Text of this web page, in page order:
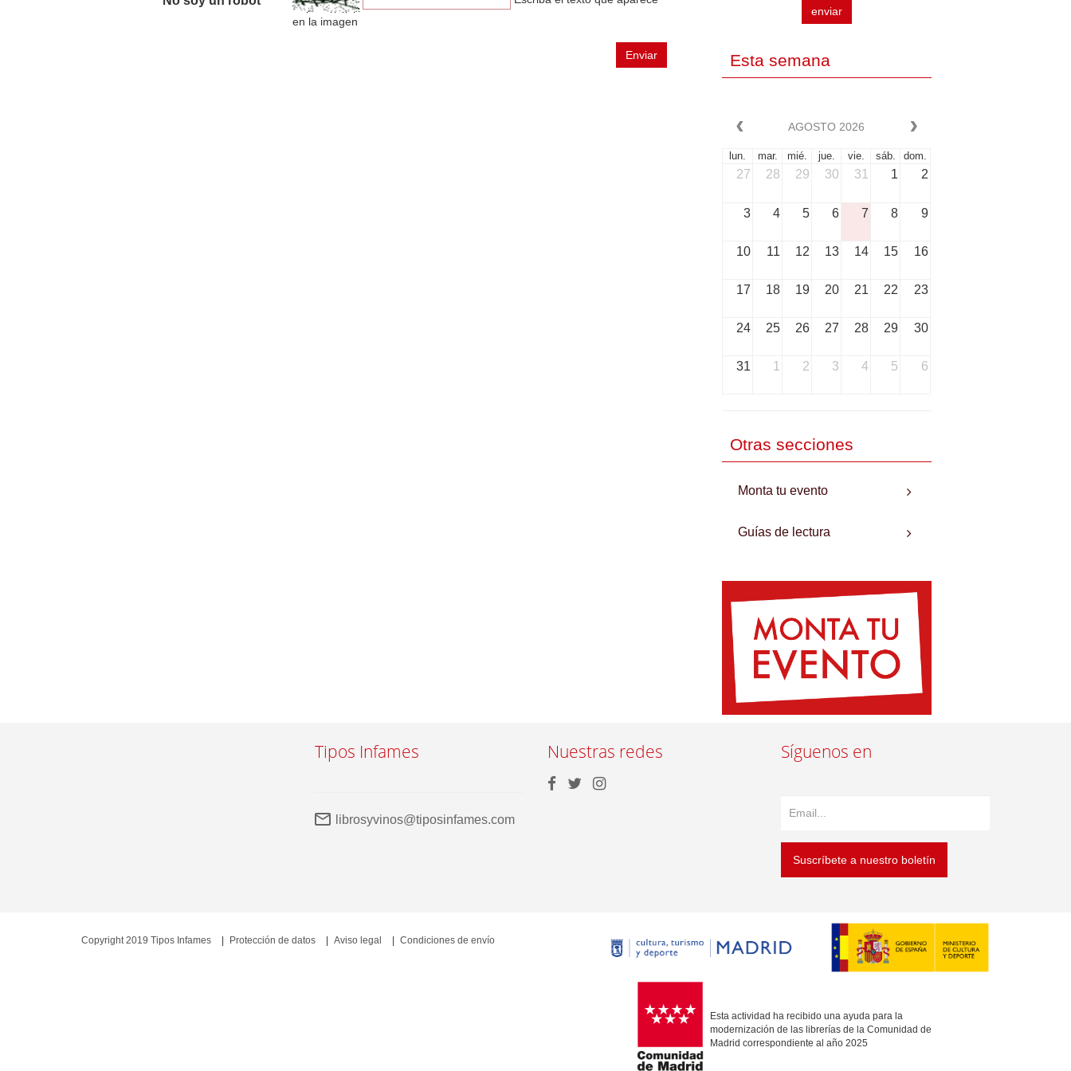
en la imagen
Enviar
enviar
Esta semana
AGOSTO 2026
lun. mar. mié. jue. vie. sáb. dom.
27 28 29 30 31 1 2
3 4 5 6 7 8 9
10 11 12 13 14 15 16
17 18 19 20 21 22 23
24 25 26 27 28 29 30
31 1 2 3 4 5 6
Otras secciones
Monta tu evento
Guías de lectura
Tipos Infames
librosyvinos@tiposinfames.com
Nuestras redes Síguenos en
Suscríbete a nuestro boletín
Esta actividad ha recibido una ayuda para la
modernización de las librerías de la Comunidad de
Madrid correspondiente al año 2025
Copyright 2019 Tipos Infames Protección de datos Aviso legal Condiciones de envío